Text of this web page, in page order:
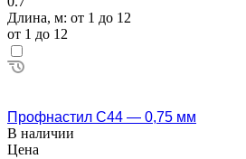
Длина, м: от 1 до 12
от 1 до 12
Профнастил С44 — 0,75 мм
В наличии
Цена